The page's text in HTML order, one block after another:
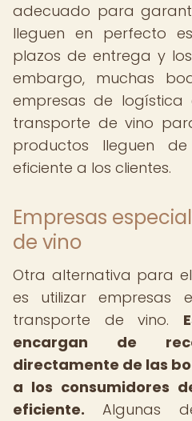
adecuado para
lleguen en perfecto
plazos de entrega y
embargo, muchas
empresas de logística
transporte de vino
productos lleguen
eficiente a los clientes.
Empresas
de vino
Otra alternativa para
es utilizar empresas
transporte de vino.
encargan de
directamente de las
a los consumidores
eficiente. Algunas